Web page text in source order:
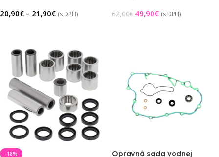
20,90€ – 21,90€ (s DPH)
62,00€ 49,90€ (s DPH)
-18%
Opravná sada vodnej